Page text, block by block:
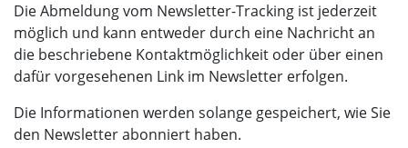
Die Abmeldung vom Newsletter-Tracking ist jederzeit
möglich und kann entweder durch eine Nachricht an
die beschriebene Kontaktmöglichkeit oder über einen
dafür vorgesehenen Link im Newsletter erfolgen.
Die Informationen werden solange gespeichert, wie Sie
den Newsletter abonniert haben.